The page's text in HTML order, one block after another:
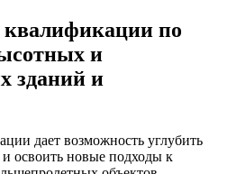
по
и
зданий и
дает возможность углубить
освоить новые подходы к